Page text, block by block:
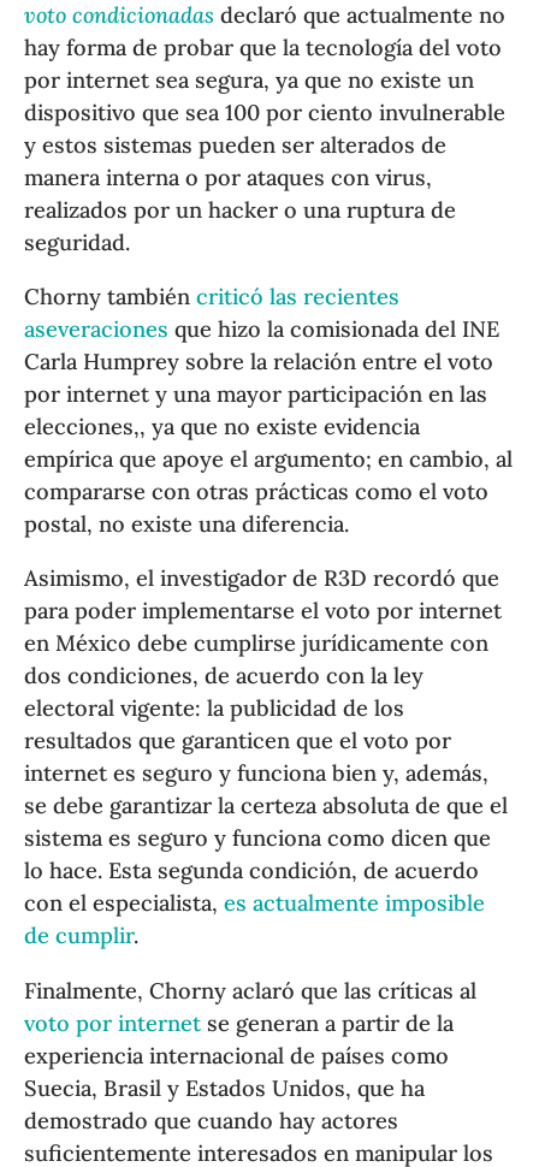
voto condicionadas declaró que actualmente no
hay forma de probar que la tecnología del voto
por internet sea segura, ya que no existe un
dispositivo que sea 100 por ciento invulnerable
y estos sistemas pueden ser alterados de
manera interna o por ataques con virus,
realizados por un hacker o una ruptura de
seguridad.
Chorny tambiéncriticó las recientes
aseveraciones que hizo la comisionada del INE
Carla Humprey sobre la relación entre el voto
por internet y una mayor participación en las
elecciones,, ya que no existe evidencia
empírica que apoye el argumento; en cambio, al
compararse con otras prácticas como el voto
postal, no existe una diferencia.
Asimismo, el investigador de R3D recordó que
para poder implementarse el voto por internet
en México debe cumplirse jurídicamente con
dos condiciones, de acuerdo con la ley
electoral vigente: la publicidad de los
resultados que garanticen que el voto por
internet es seguro y funciona bien y, además,
se debe garantizar la certeza absoluta de que el
sistema es seguro y funciona como dicen que
lo hace. Esta segunda condición, de acuerdo
con el especialista,es actualmente imposible
de cumplir.
Finalmente, Chorny aclaró que las críticas al
voto por internet se generan a partir de la
experiencia internacional de países como
Suecia, Brasil y Estados Unidos, que ha
demostrado que cuando hay actores
suficientemente interesados en manipular los